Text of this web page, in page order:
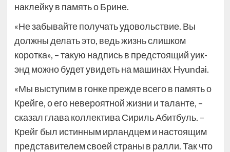
наклейку в память о Брине.
«Не забывайте получать удовольствие. Вы
должны делать это, ведь жизнь слишком
коротка», – такую надпись в предстоящий уик-
энд можно будет увидеть на машинах Hyundai.
«Мы выступим в гонке прежде всего в память о
Крейге, о его невероятной жизни и таланте, –
сказал глава коллектива Сириль Абитбуль. –
Крейг был истинным ирландцем и настоящим
представителем своей страны в ралли. Так что